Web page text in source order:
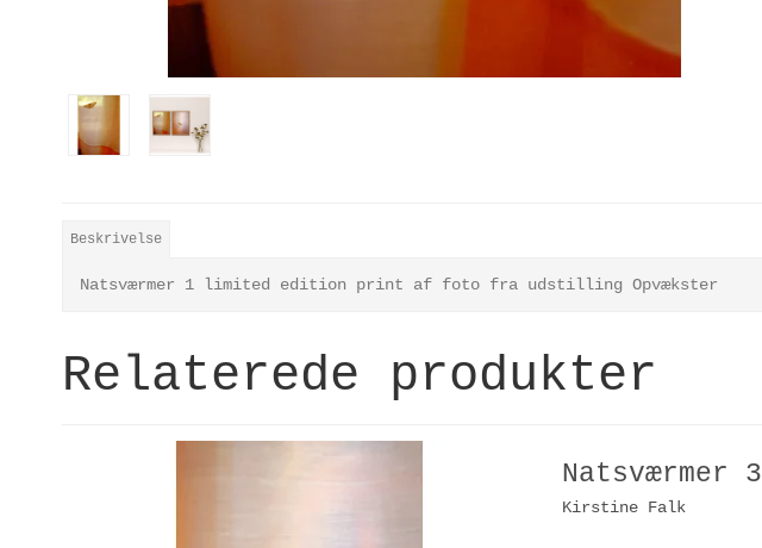
Beskrivelse
Natsværmer 1 limited edition print af foto fra udstilling Opvækster
Relaterede produkter
Natsværmer 3
Kirstine Falk